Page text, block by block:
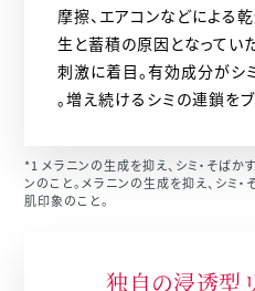
摩擦、エアコンなどによる
生と蓄積の原因となってい
刺激に着目。有効成分がシ
。増え続けるシミの連鎖を
*1 メラニンの生成を抑え、シミ・そば
ンのこと。メラニンの生成を抑え、シミ
肌印象のこと。
独自の浸透型